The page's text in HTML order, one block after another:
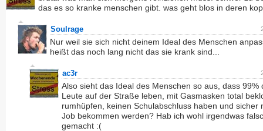
das es so kranke menschen gibt. was geht blos in deren
Soulrage
Nur weil sie sich nicht deinem Ideal des Menschen
heißt das noch lang nicht das sie krank sind...
ac3r
Also sieht das Ideal des Menschen so aus, dass 99%
Leute auf der Straße leben, mit Gasmasken total
rumhüpfen, keinen Schulabschluss haben und sicher
Job bekommen werden? Hab ich wohl irgendwas
gemacht :(